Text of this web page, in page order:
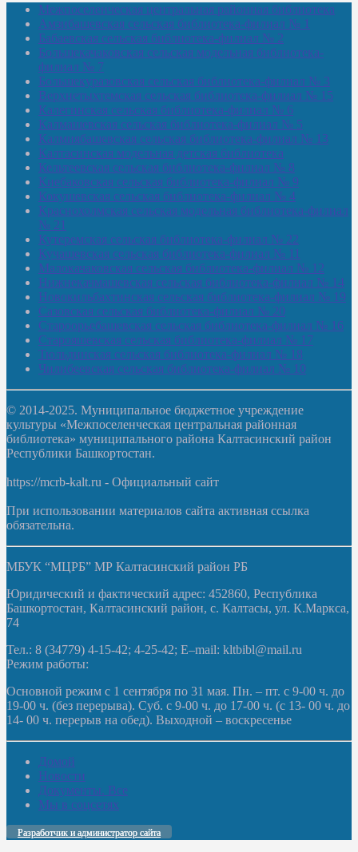
Межпоселенческая центральная районная библиотека
Амзибашевская сельская библиотека-филиал № 1
Бабаевская сельская библиотека-филиал № 2
Большекачаковская сельская модельная библиотека-
филиал № 7
Большекуразовская сельская библиотека-филиал № 3
Верхнетыхтемская сельская библиотека-филиал № 15
Калегинская сельская библиотека-филиал № 6
Калмашевская сельская библиотека-филиал № 5
Калмиябашевская сельская библиотека-филиал № 13
Калтасинская модельная детская библиотека
Кельтеевская сельская библиотека-филиал № 8
Киебаковская сельская библиотека-филиал № 9
Кокушевская сельская библиотека-филиал № 4
Краснохолмская сельская модельная библиотека-филиал
№ 21
Кутеремская сельская библиотека-филиал № 22
Кучашевская сельская библиотека-филиал № 11
Малокачаковская сельская библиотека-филиал № 12
Нижнекачмашевская сельская библиотека-филиал № 14
Новокильбахтинская сельская библиотека-филиал № 19
Сазовская сельская библиотека-филиал № 20
Староорьебашевская сельская библиотека-филиал № 16
Старояшевская сельская библиотека-филиал № 17
Тюльдинская сельская библиотека-филиал № 18
Чилибеевская сельская библиотека-филиал № 10
© 2014-2025. Муниципальное бюджетное учреждение
культуры «Межпоселенческая центральная районная
библиотека» муниципального района Калтасинский район
Республики Башкортостан.
https://mcrb-kalt.ru - Официальный сайт
При использовании материалов сайта активная ссылка
обязательна.
МБУК “МЦРБ” МР Калтасинский район РБ
Юридический и фактический адрес: 452860, Республика
Башкортостан, Калтасинский район, с. Калтасы, ул. К.Маркса,
74
Тел.: 8 (34779) 4-15-42; 4-25-42; E–mail: kltbibl@mail.ru
Режим работы:
Основной режим с 1 сентября по 31 мая. Пн. – пт. с 9-00 ч. до
19-00 ч. (без перерыва). Суб. с 9-00 ч. до 17-00 ч. (с 13- 00 ч. до
14- 00 ч. перерыв на обед). Выходной – воскресенье
Домой
Новости
Документы. Все
Мы в соцсетях
Разработчик и администратор сайта